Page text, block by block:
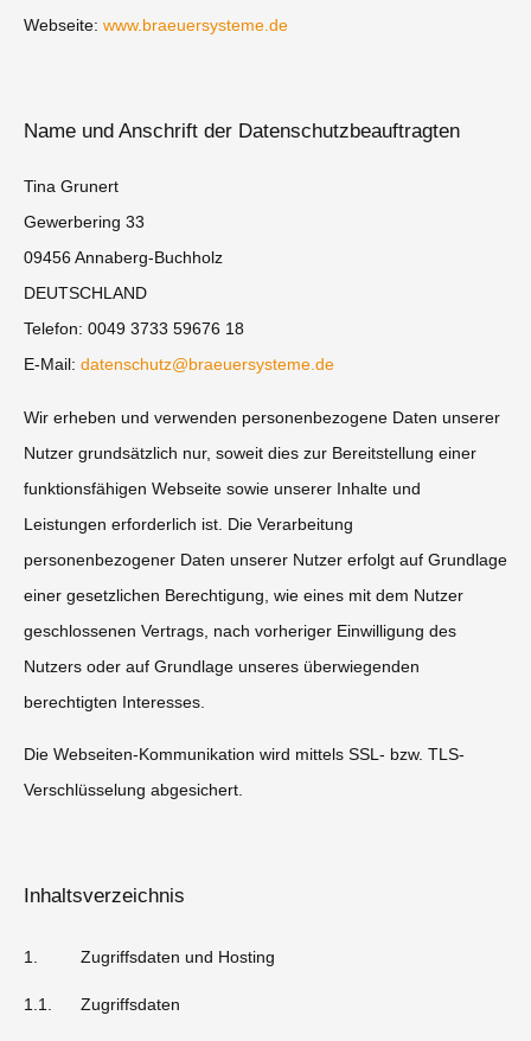
Webseite: www.braeuersysteme.de
Name und Anschrift der Datenschutzbeauftragten
Tina Grunert
Gewerbering 33
09456 Annaberg-Buchholz
DEUTSCHLAND
Telefon: 0049 3733 59676 18
E-Mail: datenschutz@braeuersysteme.de
Wir erheben und verwenden personenbezogene Daten unserer
Nutzer grundsätzlich nur, soweit dies zur Bereitstellung einer
funktionsfähigen Webseite sowie unserer Inhalte und
Leistungen erforderlich ist. Die Verarbeitung
personenbezogener Daten unserer Nutzer erfolgt auf Grundlage
einer gesetzlichen Berechtigung, wie eines mit dem Nutzer
geschlossenen Vertrags, nach vorheriger Einwilligung des
Nutzers oder auf Grundlage unseres überwiegenden
berechtigten Interesses.
Die Webseiten-Kommunikation wird mittels SSL- bzw. TLS-
Verschlüsselung abgesichert.
Inhaltsverzeichnis
1. Zugriffsdaten und Hosting
1.1. Zugriffsdaten